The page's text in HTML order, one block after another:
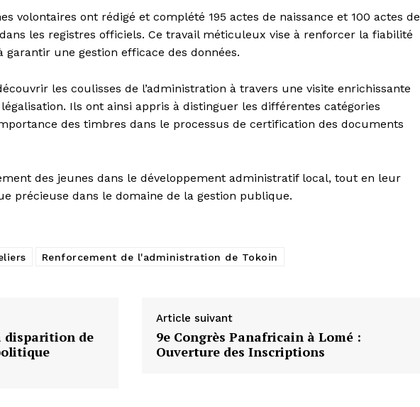
volontaires ont rédigé et complété 195 actes de naissance et 100 actes de
les registres officiels. Ce travail méticuleux vise à renforcer la fiabilité
garantir une gestion efficace des données.
les coulisses de l’administration à travers une visite enrichissante
légalisation. Ils ont ainsi appris à distinguer les différentes catégories
des timbres dans le processus de certification des documents
des jeunes dans le développement administratif local, tout en leur
précieuse dans le domaine de la gestion publique.
Renforcement de l'administration de Tokoin
disparition de
Article suivant
9e Congrès Panafricain à Lomé :
Ouverture des Inscriptions